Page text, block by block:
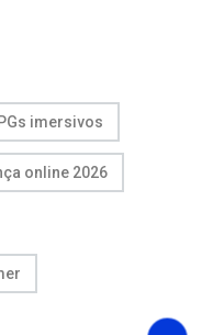
imersivos
online 2026